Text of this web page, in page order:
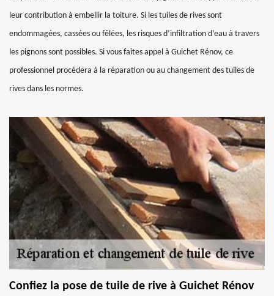
leur contribution à embellir la toiture. Si les tuiles de rives sont
endommagées, cassées ou fêlées, les risques d’infiltration d’eau à travers
les pignons sont possibles. Si vous faites appel à Guichet Rénov, ce
professionnel procédera à la réparation ou au changement des tuiles de
rives dans les normes.
Confiez la pose de tuile de rive à Guichet Rénov